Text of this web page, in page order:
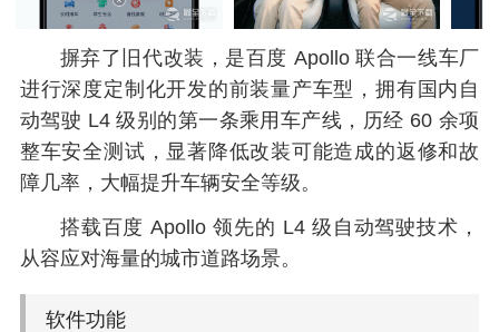
摒弃了旧代改装，是百度 Apollo 联合一线车厂
进行深度定制化开发的前装量产车型，拥有国内自
动驾驶 L4 级别的第一条乘用车产线，历经 60 余项
整车安全测试，显著降低改装可能造成的返修和故
障几率，大幅提升车辆安全等级。
搭载百度 Apollo 领先的 L4 级自动驾驶技术，
从容应对海量的城市道路场景。
软件功能